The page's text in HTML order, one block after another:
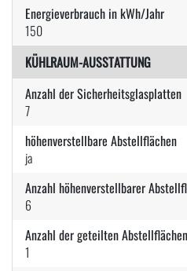
Energieverbrauch in kWh/Jahr
150
KÜHLRAUM-AUSSTATTUNG
Anzahl der Sicherheitsglasplatten
7
höhenverstellbare Abstellflächen
ja
Anzahl höhenverstellbarer
6
Anzahl der geteilten Abstellflächen
1